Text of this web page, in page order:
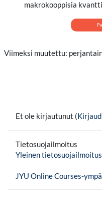
makrokooppisia
Viimeksi muutettu:
Et ole kirjautunut (
Tietosuojailmoitus
Yleinen
JYU Online Courses-